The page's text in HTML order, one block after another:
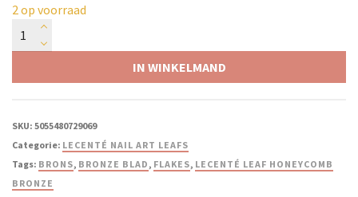
2 op voorraad
IN WINKELMAND
SKU: 5055480729069
Categorie: LECENTÉ NAIL ART LEAFS
Tags: BRONS, BRONZE BLAD, FLAKES, LECENTÉ LEAF HONEYCOMB
BRONZE